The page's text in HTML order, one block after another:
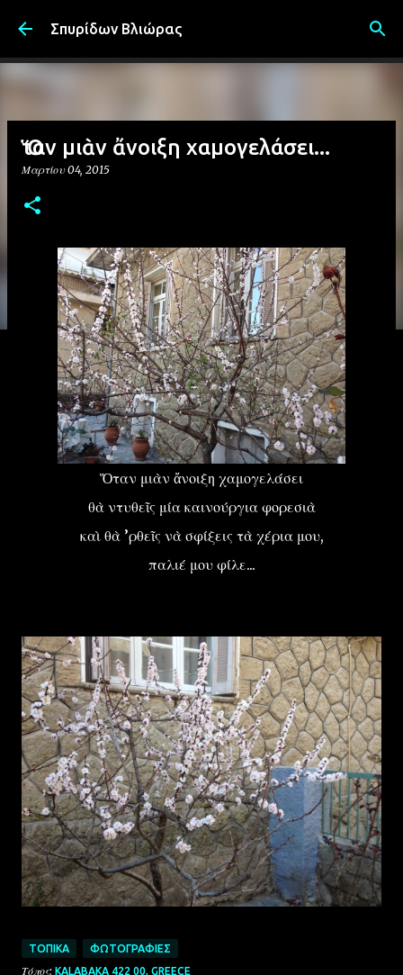
Μετάβαση στο κύριο περιεχόμενο
Σπυρίδων Βλιώρας
Ὅταν μιὰν ἄνοιξη χαμογελάσει...
Μαρτίου 04, 2015
Ὅταν μιὰν ἄνοιξη χαμογελάσει
θὰ ντυθεῖς μία καινούργια φορεσιὰ
καὶ θὰ ’ρθεῖς νὰ σφίξεις τὰ χέρια μου,
παλιέ μου φίλε...
ΤΟΠΙΚΆ ΦΩΤΟΓΡΑΦΊΕΣ
Τόπος: KALABAKA 422 00, GREECE